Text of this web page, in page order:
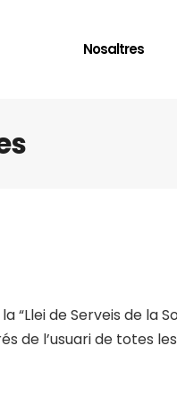
Nosaltres
de Serveis de la
de l’usuari de totes